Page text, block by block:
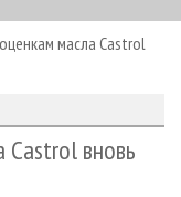
масла Castrol
вновь